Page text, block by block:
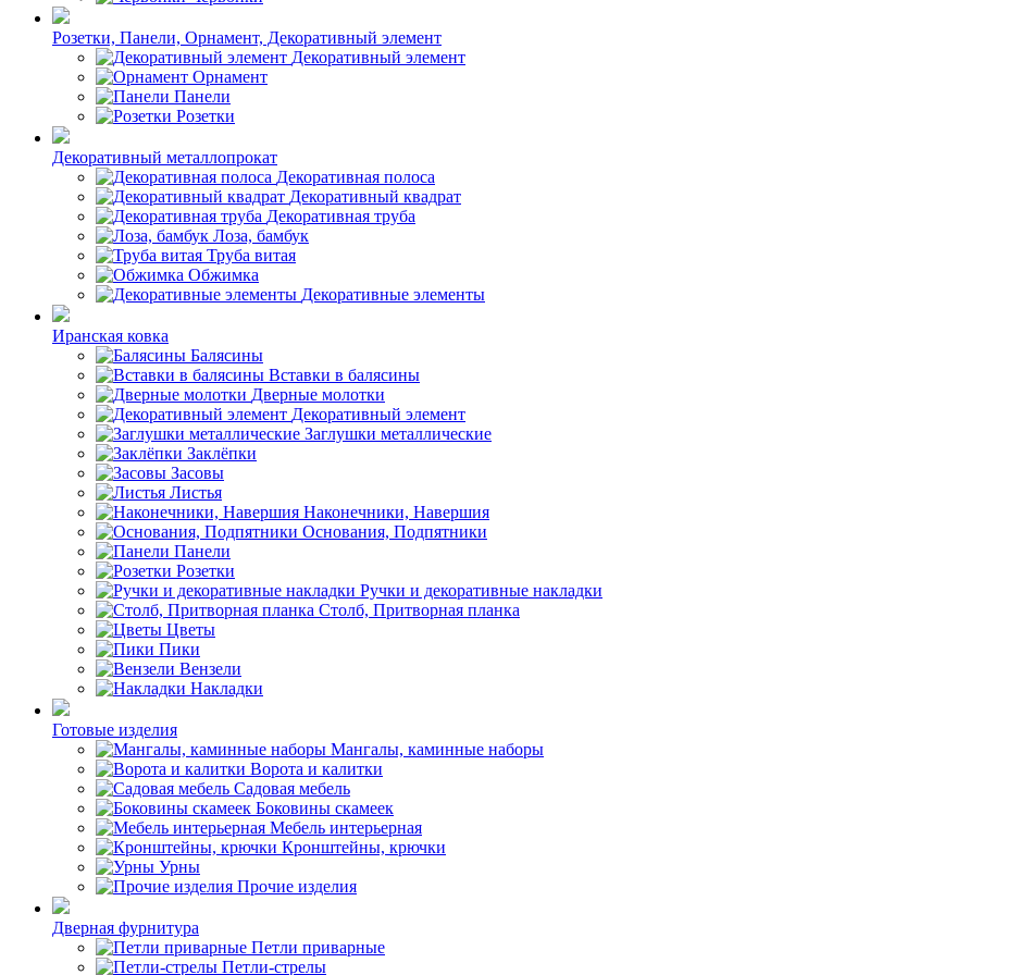
Розетки, Панели, Орнамент, Декоративный элемент
Декоративный элемент
Орнамент
Панели
Розетки
Декоративный металлопрокат
Декоративная полоса
Декоративный квадрат
Декоративная труба
Лоза, бамбук
Труба витая
Обжимка
Декоративные элементы
Иранская ковка
Балясины
Вставки в балясины
Дверные молотки
Декоративный элемент
Заглушки металлические
Заклёпки
Засовы
Листья
Наконечники, Навершия
Основания, Подпятники
Панели
Розетки
Ручки и декоративные накладки
Столб, Притворная планка
Цветы
Пики
Вензели
Накладки
Готовые изделия
Мангалы, каминные наборы
Ворота и калитки
Садовая мебель
Боковины скамеек
Мебель интерьерная
Кронштейны, крючки
Урны
Прочие изделия
Дверная фурнитура
Петли приварные
Петли-стрелы